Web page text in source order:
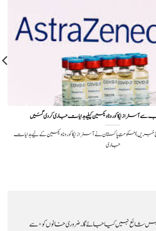
کورونا ویکسین کیلیے ہدایات جاری کردی گئیں
آباد(سچ خبریں)حکومتِ پاکستان نے آسٹرازنیکا کورونا ویکسین کے لیے ہدایات
جاری
شائع نہیں کیا جائے گا۔ضروری خانوں کو*سے